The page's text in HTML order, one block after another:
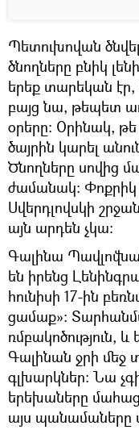
Պետուխովան
ծնողները բնիկ
երեք տարեկան
բայց նա, թեպետ
օրերը: Օրինակ, թե
ծայրին կարել
Ծնողները սովից
ժամանակ։ Փոքրիկ
Սվերդլովսկի
այն արդեն չկա։
Գալինա
են իրենց
հունիսի 17-ին
ցամաք»։
ռմբակոծություն,
Գալինան ջրի մեջ
գլխարկներ: Նա
երեխաները
այս պանամաները